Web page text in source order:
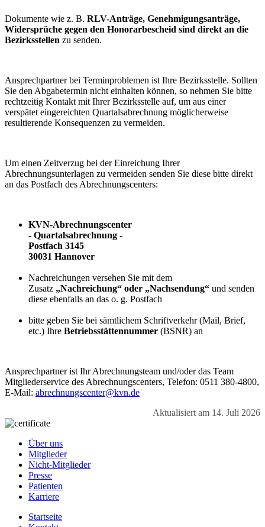
Dokumente wie z. B. RLV-Anträge, Genehmigungsanträge,
Widersprüche gegen den Honorarbescheid sind direkt an die
Bezirksstellen zu senden.
Ansprechpartner bei Terminproblemen ist Ihre Bezirksstelle. Sollten
Sie den Abgabetermin nicht einhalten können, so nehmen Sie bitte
rechtzeitig Kontakt mit Ihrer Bezirksstelle auf, um aus einer
verspätet eingereichten Quartalsabrechnung möglicherweise
resultierende Konsequenzen zu vermeiden.
Um einen Zeitverzug bei der Einreichung Ihrer
Abrechnungsunterlagen zu vermeiden senden Sie diese bitte direkt
an das Postfach des Abrechnungscenters:
KVN-Abrechnungscenter
- Quartalsabrechnung -
Postfach 3145
30031 Hannover
Nachreichungen versehen Sie mit dem
Zusatz „Nachreichung“ oder „Nachsendung“ und senden
diese ebenfalls an das o. g. Postfach
bitte geben Sie bei sämtlichem Schriftverkehr (Mail, Brief,
etc.) Ihre Betriebsstättennummer (BSNR) an
Ansprechpartner ist Ihr Abrechnungsteam und/oder das Team
Mitgliederservice des Abrechnungscenters, Telefon: 0511 380-4800,
E-Mail: abrechnungscenter@kvn.de
Aktualisiert am 14. Juli 2026
Über uns
Mitglieder
Nicht-Mitglieder
Presse
Patienten
Karriere
Startseite